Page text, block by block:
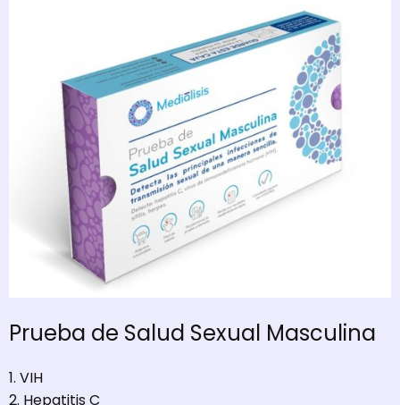
Prueba de Salud Sexual Masculina
1. VIH
2. Hepatitis C